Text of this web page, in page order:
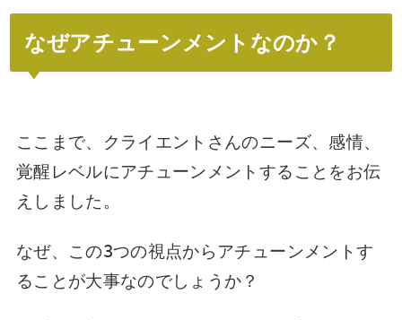
なぜアチューンメントなのか？
ここまで、クライエントさんのニーズ、感情、
覚醒レベルにアチューンメントすることをお伝
えしました。
なぜ、この3つの視点からアチューンメントす
ることが大事なのでしょうか？